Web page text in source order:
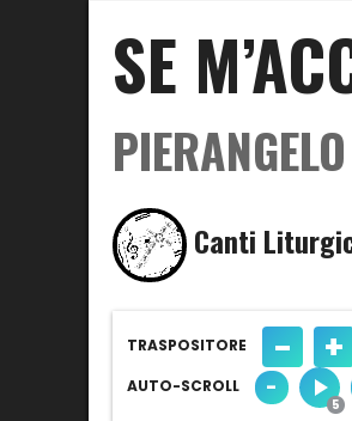
SE
Canti
TRASPOSITORE - +
AUTO-SCROLL -